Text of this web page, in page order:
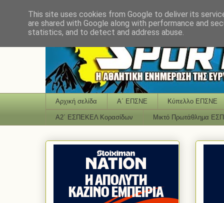
Αρχική σελίδα Α΄ ΕΠΣΝΕ Κύπελλο ΕΠΣΝΕ
Α2΄ ΕΣΠΕΚΕΛ Κορασίδων Μικτό Πρωτάθλημα
This site uses cookies from Google to deliver its
are shared with Google along with performance and
statistics, and to detect and address abuse.